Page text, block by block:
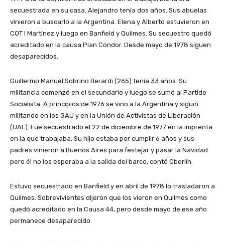
secuestrada en su casa. Alejandro tenía dos años. Sus abuelas
vinieron a buscarlo a la Argentina. Elena y Alberto estuvieron en
COT I Martínez y luego en Banfield y Quilmes. Su secuestro quedó
acreditado en la causa Plan Cóndor. Desde mayo de 1978 siguen
desaparecidos.
Guillermo Manuel Sobrino Berardi (265) tenía 33 años. Su
militancia comenzó en el secundario y luego se sumó al Partido
Socialista. A principios de 1976 se vino a la Argentina y siguió
militando en los GAU y en la Unión de Activistas de Liberación
(UAL). Fue secuestrado el 22 de diciembre de 1977 en la imprenta
en la que trabajaba. Su hijo estaba por cumplir 6 años y sus
padres vinieron a Buenos Aires para festejar y pasar la Navidad
pero él no los esperaba a la salida del barco, contó Oberlín.
Estuvo secuestrado en Banfield y en abril de 1978 lo trasladaron a
Quilmes. Sobrevivientes dijeron que los vieron en Quilmes como
quedó acreditado en la Causa 44, pero desde mayo de ese año
permanece desaparecido.